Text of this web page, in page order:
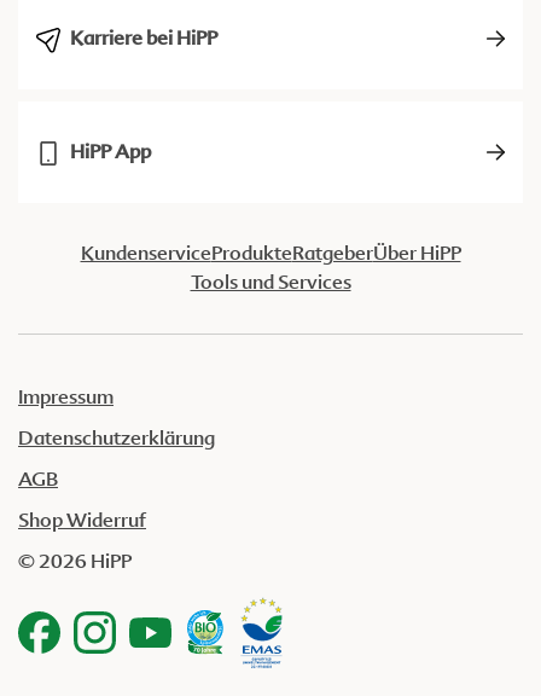
Karriere bei HiPP
HiPP App
KundenserviceProdukteRatgeberÜber HiPP
Tools und Services
Impressum
Datenschutzerklärung
AGB
Shop Widerruf
© 2026 HiPP